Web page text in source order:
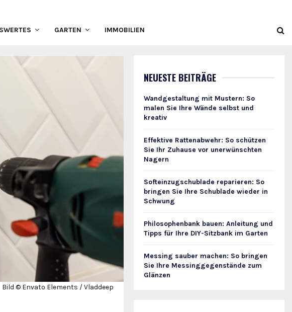
GARTEN IMMOBILIEN
Bild © Envato Elements / Vladdeep
NEUESTE BEITRÄGE
Wandgestaltung mit Mustern: So
malen Sie Ihre Wände selbst und
kreativ
Effektive Rattenabwehr: So schützen
Sie Ihr Zuhause vor unerwünschten
Nagern
Softeinzugschublade reparieren: So
bringen Sie Ihre Schublade wieder in
Schwung
Philosophenbank bauen: Anleitung und
Tipps für Ihre DIY-Sitzbank im Garten
Messing sauber machen: So bringen
Sie Ihre Messinggegenstände zum
Glänzen